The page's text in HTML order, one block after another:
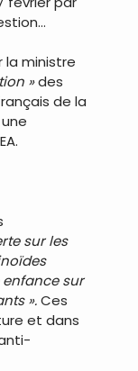
la ministre
»des
de la
sur les
sur
».Ces
et dans